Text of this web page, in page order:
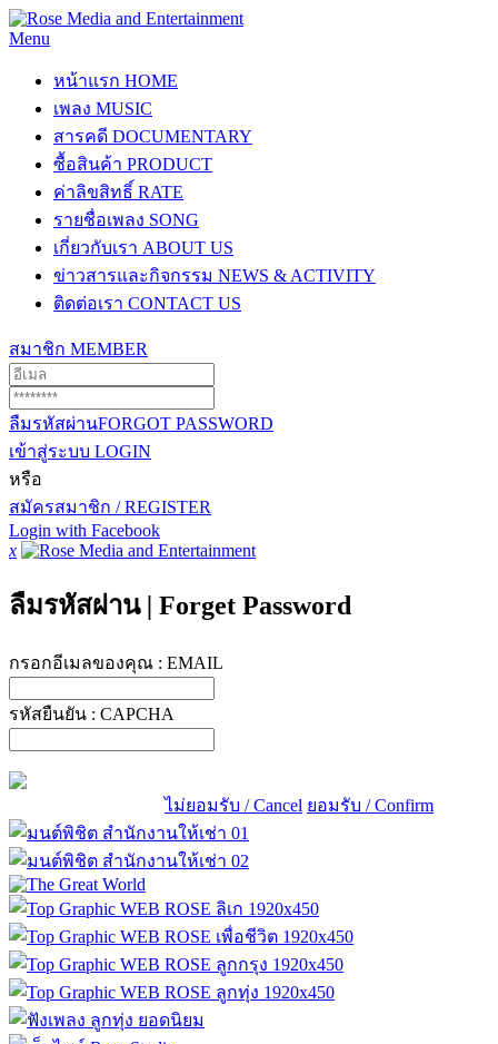
Menu
หน้าแรก HOME
เพลง MUSIC
สารคดี DOCUMENTARY
ซื้อสินค้า PRODUCT
ค่าลิขสิทธิ์ RATE
รายชื่อเพลง SONG
เกี่ยวกับเรา ABOUT US
ข่าวสารและกิจกรรม NEWS & ACTIVITY
ติดต่อเรา CONTACT US
สมาชิก MEMBER
ลืมรหัสผ่านFORGOT PASSWORD
เข้าสู่ระบบ LOGIN
หรือ
สมัครสมาชิก / REGISTER
Login with Facebook
x
ลืมรหัสผ่าน | Forget Password
กรอกอีเมลของคุณ : EMAIL
รหัสยืนยัน : CAPCHA
ไม่ยอมรับ / Cancel ยอมรับ / Confirm